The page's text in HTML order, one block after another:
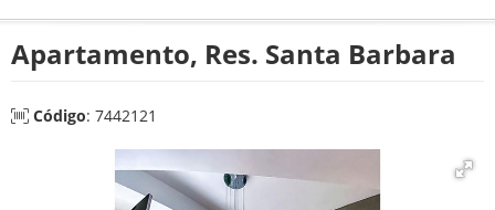
Apartamento, Res. Santa Barbara
Código: 7442121